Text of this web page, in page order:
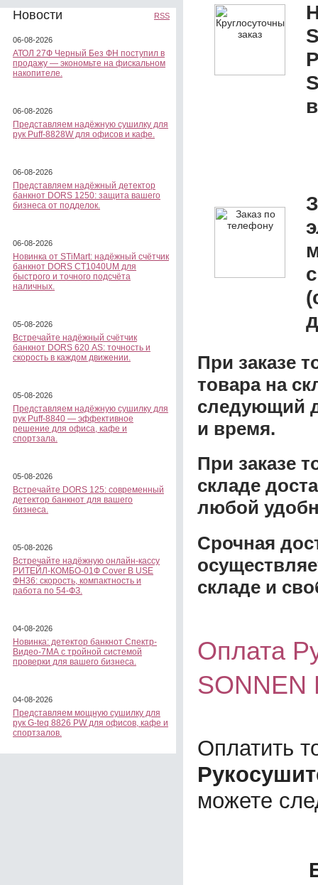
Новости RSS
06-08-2026
АТОЛ 27Ф Черный Без ФН поступил в
продажу — экономьте на фискальном
накопителе.
06-08-2026
Представляем надёжную сушилку для
рук Puff-8828W для офисов и кафе.
06-08-2026
Представляем надёжный детектор
банкнот DORS 1250: защита вашего
бизнеса от подделок.
06-08-2026
Новинка от STiMart: надёжный счётчик
банкнот DORS CT1040UM для
быстрого и точного подсчёта
наличных.
05-08-2026
Встречайте надёжный счётчик
банкнот DORS 620 АS: точность и
скорость в каждом движении.
05-08-2026
Представляем надёжную сушилку для
рук Puff-8840 — эффективное
решение для офиса, кафе и
спортзала.
05-08-2026
Встречайте DORS 125: современный
детектор банкнот для вашего
бизнеса.
05-08-2026
Встречайте надёжную онлайн-кассу
РИТЕЙЛ-КОМБО-01Ф Cover B USE
ФН36: скорость, компактность и
работа по 54-ФЗ.
04-08-2026
Новинка: детектор банкнот Спектр-
Видео-7МА с тройной системой
проверки для вашего бизнеса.
04-08-2026
Представляем мощную сушилку для
рук G-teq 8826 PW для офисов, кафе и
спортзалов.
При заказе
товара на
следующий
и время.
При заказе
складе
любой
Срочная
складе и
Оплата
SONNEN
Оплатить
можете